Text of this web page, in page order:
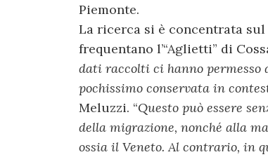
Piemonte.
La ricerca si è concentrata
frequentano l’“Aglietti” di
dati raccolti ci hanno permesso
pochissimo conservata in
Meluzzi. “Questo può essere
della migrazione, nonché alla
ossia il Veneto. Al contrario, in